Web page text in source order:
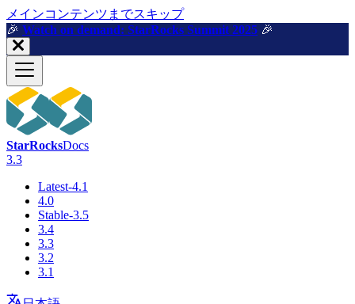
メインコンテンツまでスキップ
🎉️ Watch on demand: StarRocks Summit 2025 🎉️
StarRocksDocs
3.3
Latest-4.1
4.0
Stable-3.5
3.4
3.3
3.2
3.1